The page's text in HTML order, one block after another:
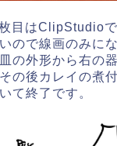
目はClipStudio
ので線画のみに
の外形から右の
の後カレイの煮
て終了です。